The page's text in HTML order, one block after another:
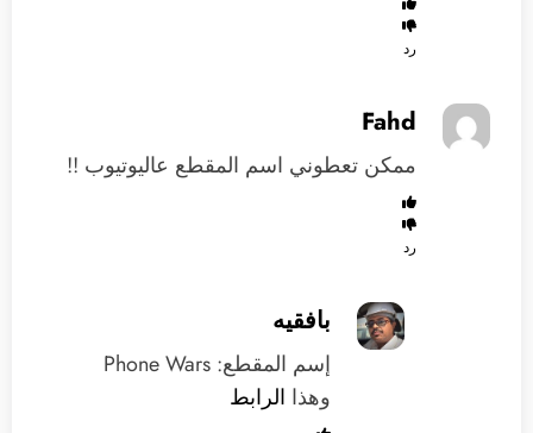
رد
Fahd
ممكن تعطوني اسم المقطع عاليوتيوب !!
رد
بافقيه
إسم المقطع: Phone Wars
وهذا الرابط